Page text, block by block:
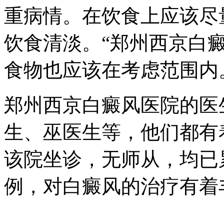
重病情。在饮食上应该
饮食清淡。“郑州西京白
食物也应该在考虑范围内
郑州西京白癜风医院的
生、巫医生等，他们都
该院坐诊，无师从，均
例，对白癜风的治疗有